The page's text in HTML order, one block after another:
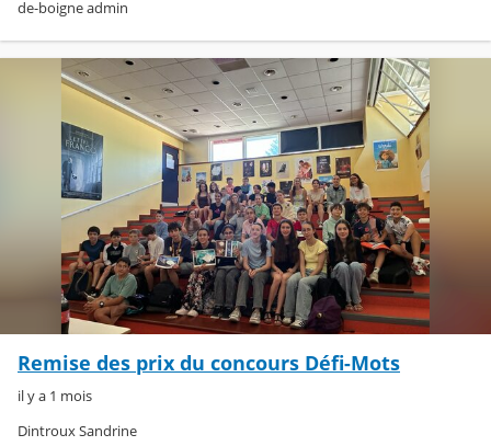
de-boigne admin
Remise des prix du concours Défi-Mots
il y a 1 mois
Dintroux Sandrine